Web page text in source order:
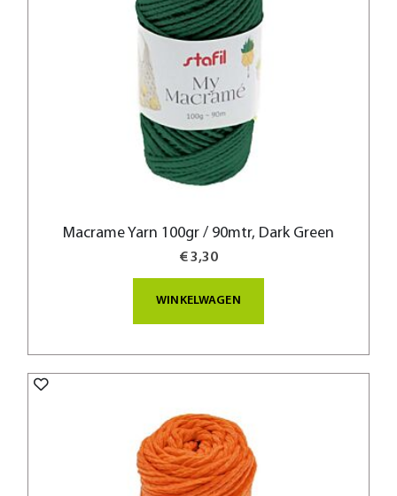
Macrame Yarn 100gr / 90mtr, Dark Green
€ 3,30
WINKELWAGEN